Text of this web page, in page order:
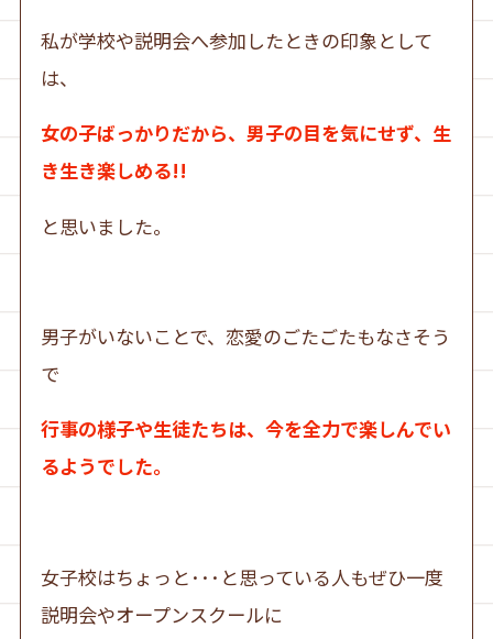
私が学校や説明会へ参加したときの印象として
は、
女の子ばっかりだから、男子の目を気にせず、生
き生き楽しめる!!
と思いました。
男子がいないことで、恋愛のごたごたもなさそう
で
行事の様子や生徒たちは、今を全力で楽しんでい
るようでした。
女子校はちょっと･･･と思っている人もぜひ一度
説明会やオープンスクールに